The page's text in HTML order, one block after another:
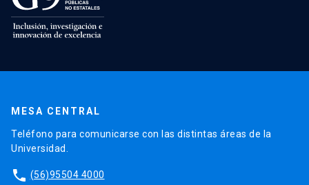
MESA CENTRAL
Teléfono para comunicarse con las distintas áreas de la
Universidad.
phone (56)95504 4000